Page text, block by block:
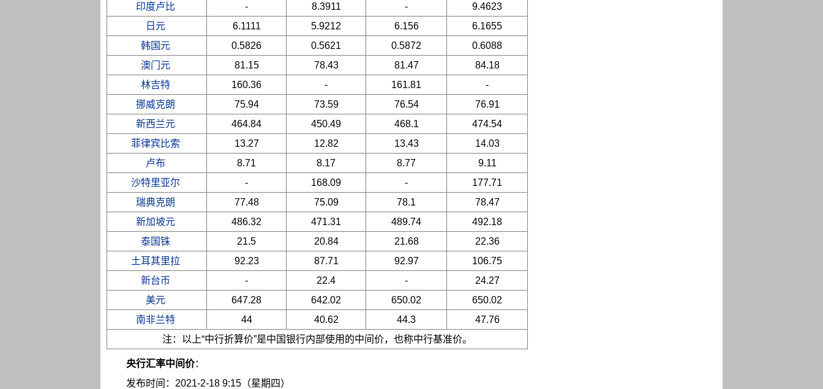
印度卢比
- 8.3911 -
9.4623
日元
6.1111 5.9212 6.156
6.1655
韩国元
0.5826 0.5621 0.5872
0.6088
澳门元
81.15 78.43 81.47
84.18
林吉特
160.36 - 161.81
-
挪威克朗
75.94 73.59 76.54
76.91
新西兰元
464.84 450.49 468.1
474.54
菲律宾比索
13.27 12.82 13.43
14.03
卢布
8.71 8.17 8.77
9.11
沙特里亚尔
- 168.09 -
177.71
瑞典克朗
77.48 75.09 78.1
78.47
新加坡元
486.32 471.31 489.74
492.18
泰国铢
21.5 20.84 21.68
22.36
土耳其里拉
92.23 87.71 92.97
106.75
新台币
- 22.4 -
24.27
美元
647.28 642.02 650.02
650.02
南非兰特
44 40.62 44.3
47.76
注：以上“中行折算价”是中国银行内部使用的中间价，也称中行基准价。
央行汇率中间价：
发布时间：2021-2-18 9:15（星期四）